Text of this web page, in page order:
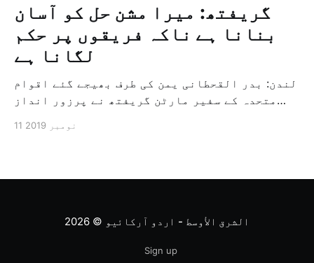
گریفتھ: میرا مشن حل کو آسان
بنانا ہے ناکہ فریقوں پر حکم
لگانا ہے
لندن: بدر القحطانی یمن کی طرف بھیجے گئے اقوام
متحدہ کے سفیر مارٹن گریفتھ نے پرزور انداز
ثالثی اور اس کشمکش کی حدبندی کرنے کے لئے ایک
11 نومبر 2019
الشرق الأوسط - اردو آرکائیو © 2026
Sign up